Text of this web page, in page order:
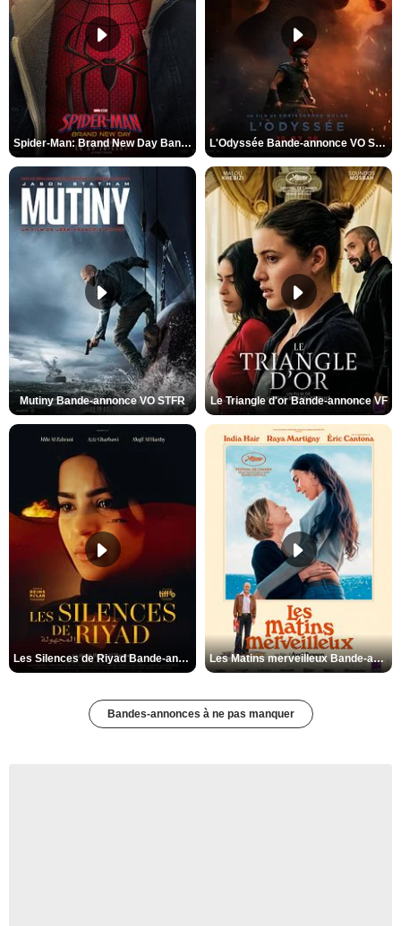
Spider-Man: Brand New Day Bande-annonce VO STFR L'Odyssée Bande-annonce VO STFR
Mutiny Bande-annonce VO STFR Le Triangle d'or Bande-annonce VF
Les Silences de Riyad Bande-annonce VO STFR Les Matins merveilleux Bande-annonce VF
Bandes-annonces à ne pas manquer